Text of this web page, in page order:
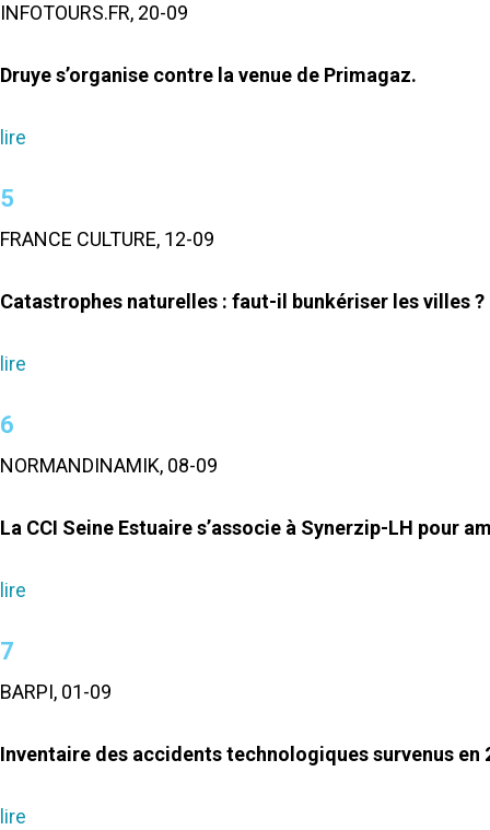
INFOTOURS.FR, 20-09
Druye s’organise contre la venue de Primagaz.
lire
5
FRANCE CULTURE, 12-09
Catastrophes naturelles : faut-il bunkériser les villes ?
lire
6
NORMANDINAMIK, 08-09
La CCI Seine Estuaire s’associe à Synerzip-LH
lire
7
BARPI, 01-09
Inventaire des accidents technologiques survenus en
lire